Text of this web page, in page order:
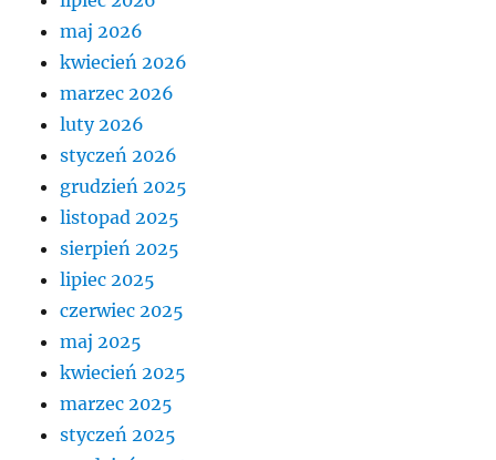
maj 2026
kwiecień 2026
marzec 2026
luty 2026
styczeń 2026
grudzień 2025
listopad 2025
sierpień 2025
lipiec 2025
czerwiec 2025
maj 2025
kwiecień 2025
marzec 2025
styczeń 2025